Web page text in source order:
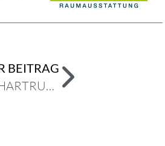
BEITRAG
REFERENZEN HARTRUMPF